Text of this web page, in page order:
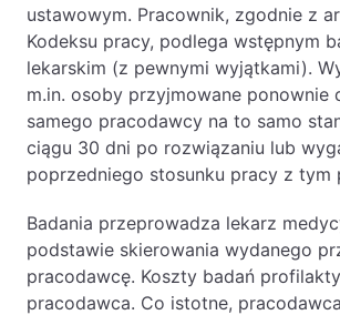
ustawowym. Pracownik, zgodnie z
Kodeksu pracy, podlega wstępnym
lekarskim (z pewnymi wyjątkami).
m.in. osoby przyjmowane ponownie
samego pracodawcy na to samo
ciągu 30 dni po rozwiązaniu lub
poprzedniego stosunku pracy z tym
Badania przeprowadza lekarz
podstawie skierowania wydanego
pracodawcę. Koszty badań
pracodawca. Co istotne,